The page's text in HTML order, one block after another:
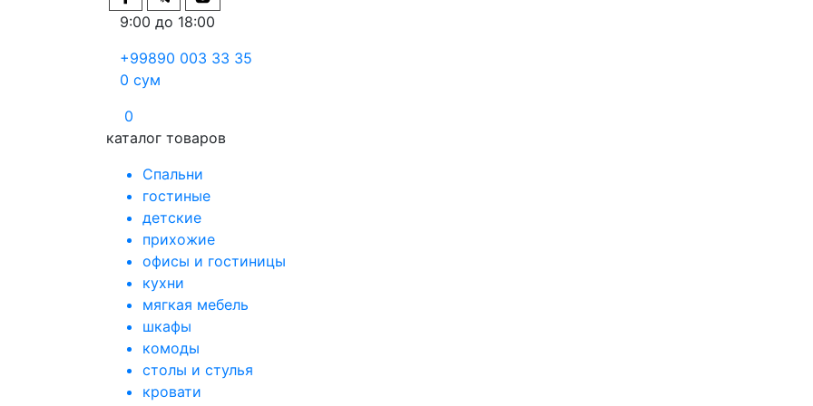
9:00 до 18:00
+99890 003 33 35
0 сум
0
каталог товаров
Спальни
гостиные
детские
прихожие
офисы и гостиницы
кухни
мягкая мебель
шкафы
комоды
столы и стулья
кровати